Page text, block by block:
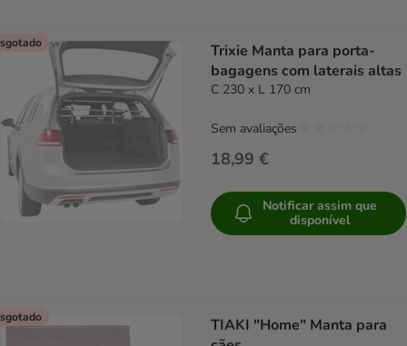
Trixie Manta para porta-
bagagens com laterais altas
C 230 x L 170 cm
18,99 €
Sem avaliações
Notificar assim que
disponível
TIAKI "Home" Manta para